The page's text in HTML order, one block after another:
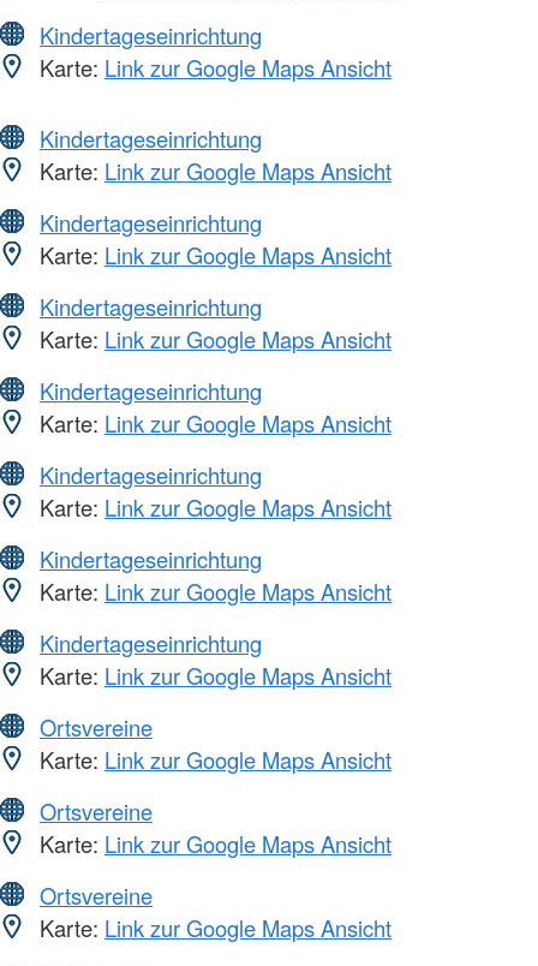
Kindertageseinrichtung
Karte: Link zur Google Maps Ansicht
Kindertageseinrichtung
Karte: Link zur Google Maps Ansicht
Kindertageseinrichtung
Karte: Link zur Google Maps Ansicht
Kindertageseinrichtung
Karte: Link zur Google Maps Ansicht
Kindertageseinrichtung
Karte: Link zur Google Maps Ansicht
Kindertageseinrichtung
Karte: Link zur Google Maps Ansicht
Kindertageseinrichtung
Karte: Link zur Google Maps Ansicht
Kindertageseinrichtung
Karte: Link zur Google Maps Ansicht
Ortsvereine
Karte: Link zur Google Maps Ansicht
Ortsvereine
Karte: Link zur Google Maps Ansicht
Ortsvereine
Karte: Link zur Google Maps Ansicht